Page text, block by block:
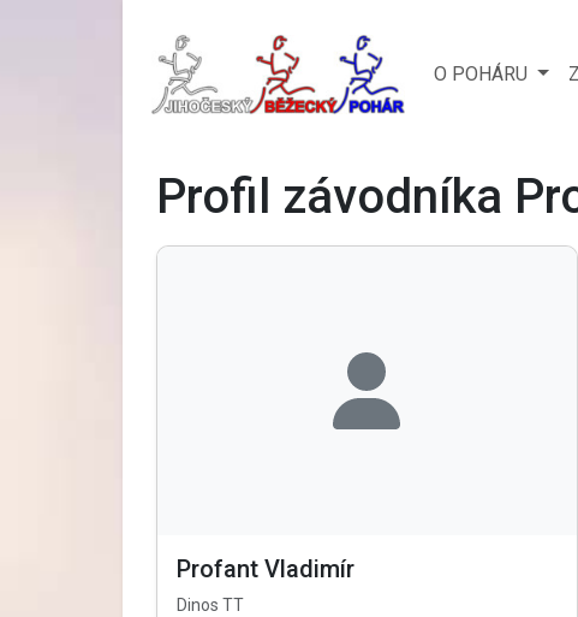
O POHÁRU
Profil závodníka
Profant Vladimír
Dinos TT